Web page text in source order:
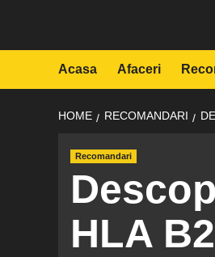
content
Acasa Afaceri
HOME RECOMANDARI
Recomandari
HLA